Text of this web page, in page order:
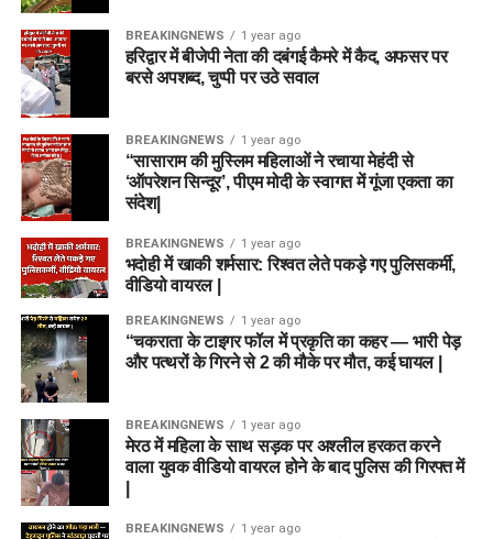
BREAKINGNEWS 1 year ago
हरिद्वार में बीजेपी नेता की दबंगई कैमरे में कैद, अफसर पर
बरसे अपशब्द, चुप्पी पर उठे सवाल
BREAKINGNEWS 1 year ago
“सासाराम की मुस्लिम महिलाओं ने रचाया मेहंदी से
‘ऑपरेशन सिन्दूर’, पीएम मोदी के स्वागत में गूंजा एकता का
संदेश|
BREAKINGNEWS 1 year ago
भदोही में खाकी शर्मसार: रिश्वत लेते पकड़े गए पुलिसकर्मी,
वीडियो वायरल |
BREAKINGNEWS 1 year ago
“चकराता के टाइगर फॉल में प्रकृति का कहर — भारी पेड़
और पत्थरों के गिरने से 2 की मौके पर मौत, कई घायल |
BREAKINGNEWS 1 year ago
मेरठ में महिला के साथ सड़क पर अश्लील हरकत करने
वाला युवक वीडियो वायरल होने के बाद पुलिस की गिरफ्त में
BREAKINGNEWS 1 year ago